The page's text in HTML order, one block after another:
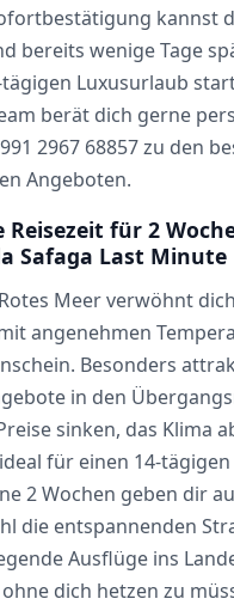
kannst
bereits wenige Tage
Luxusurlaub
berät dich gerne
2967 68857 zu den
Angeboten.
Reisezeit für 2
Safaga Last Minute
Meer verwöhnt
angenehmen
Besonders
in den
sinken, das Klima
für einen 14-
2 Wochen geben dir
die entspannenden
Ausflüge ins
dich hetzen zu